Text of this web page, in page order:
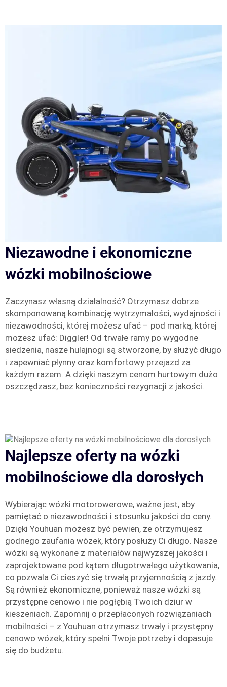
Niezawodne i ekonomiczne
wózki mobilnościowe
Zaczynasz własną działalność? Otrzymasz dobrze
skomponowaną kombinację wytrzymałości, wydajności i
niezawodności, której możesz ufać – pod marką, której
możesz ufać: Diggler! Od trwałe ramy po wygodne
siedzenia, nasze hulajnogi są stworzone, by służyć długo
i zapewniać płynny oraz komfortowy przejazd za
każdym razem. A dzięki naszym cenom hurtowym dużo
oszczędzasz, bez konieczności rezygnacji z jakości.
Najlepsze oferty na wózki
mobilnościowe dla dorosłych
Wybierając wózki motorowerowe, ważne jest, aby
pamiętać o niezawodności i stosunku jakości do ceny.
Dzięki Youhuan możesz być pewien, że otrzymujesz
godnego zaufania wózek, który posłuży Ci długo. Nasze
wózki są wykonane z materiałów najwyższej jakości i
zaprojektowane pod kątem długotrwałego użytkowania,
co pozwala Ci cieszyć się trwałą przyjemnością z jazdy.
Są również ekonomiczne, ponieważ nasze wózki są
przystępne cenowo i nie pogłębią Twoich dziur w
kieszeniach. Zapomnij o przepłaconych rozwiązaniach
mobilności – z Youhuan otrzymasz trwały i przystępny
cenowo wózek, który spełni Twoje potrzeby i dopasuje
się do budżetu.